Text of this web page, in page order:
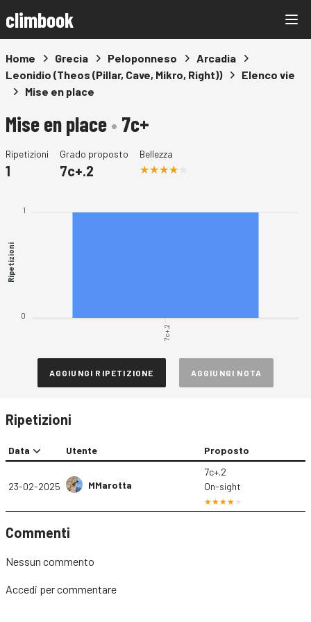
climbook
Home Grecia Peloponneso
Arcadia
Leonidio (Theos (Pillar, Cave, Mikro, Right))
Elenco vie
Mise en place
Mise en place• 7c+
Ripetizioni
1
Grado proposto
7c+.2
Bellezza
1
0
Ripetizioni
7c+.2
AGGIUNGI RIPETIZIONE AGGIUNGI NOTA
Ripetizioni
Data Utente Proposto
23-02-2025 MMarotta
7c+.2
On-sight
Commenti
Nessun commento
Accedi per commentare